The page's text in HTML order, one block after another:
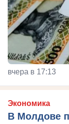
вчера в 17:13
Экономика
В Молдове